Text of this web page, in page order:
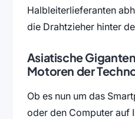
Halbleiterlieferanten
die Drahtzieher hinter
Asiatische
Motoren der
Ob es nun um das
oder den Computer auf